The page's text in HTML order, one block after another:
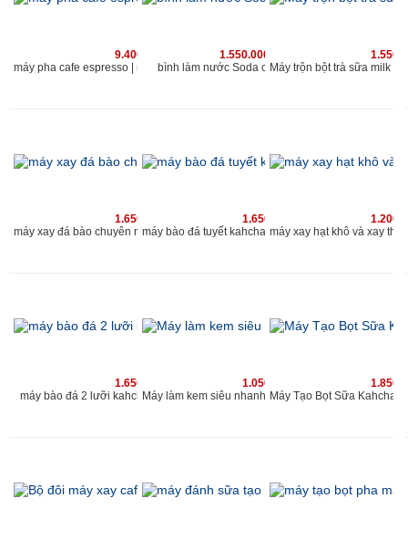
9.400.000 vnđ
máy pha cafe espresso | máy xay cà phê chuyên nghiệp
1.550.000 vnđ
bình làm nước Soda cho quán kahchan
1.650.000 vnđ
máy xay đá bào chuyên nghiệp 2019 | máy bào đá tuyết 2 nắp 2 lưới | www.kahchan.vn
1.650.000 vnđ
1.650.000 vnđ
máy bào đá 2 lưỡi kahchan chuyên nghiệp cho quán
1.050.000 vnđ